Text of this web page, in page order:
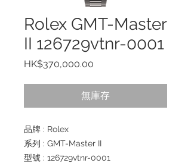
Rolex GMT-Master
II 126729vtnr-0001
HK$370,000.00
無庫存
品牌 : Rolex
系列 : GMT-Master II
型號 : 126729vtnr-0001